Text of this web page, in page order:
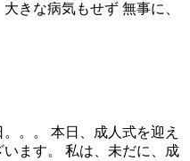
きな病気もせず 無事に、
。。 本日、成人式を迎え
ます。 私は、未だに、成